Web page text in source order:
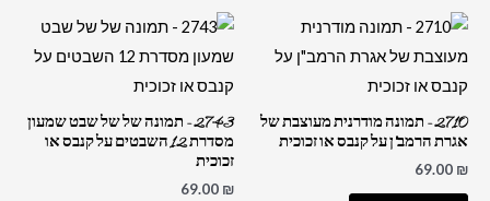
2710 – תמונה מודרנית מעוצבת של
אגרת הרמב"ן על קנבס או זכוכית
69.00 ₪
2743 – תמונה של של שבט שמעון
מסדרת 12 השבטים על קנבס או
זכוכית
69.00 ₪